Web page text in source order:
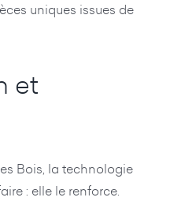
uniques issues de
et
Bois, la technologie
: elle le renforce.